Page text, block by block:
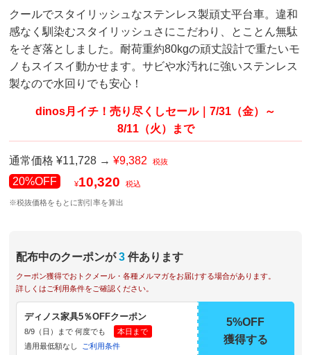
クールでスタイリッシュなステンレス製頑丈平台車。違和
感なく馴染むスタイリッシュさにこだわり、とことん無駄
をそぎ落としました。耐荷重約80kgの頑丈設計で重たいモ
ノもスイスイ動かせます。サビや水汚れに強いステンレス
製なので水回りでも安心！
dinos月イチ！売り尽くしセール｜7/31（金）～
8/11（火）まで
通常価格 ¥11,728 →¥9,382 税抜
20%OFF ¥10,320 税込
※税抜価格をもとに割引率を算出
配布中のクーポンが 3 件あります
クーポン獲得でおトクメール・各種メルマガをお届けする場合があります。
詳しくはご利用条件をご確認ください。
ディノス家具5％OFFクーポン
8/9（日）まで 何度でも
本日まで
適用最低額なし
ご利用条件
5%OFF
獲得する